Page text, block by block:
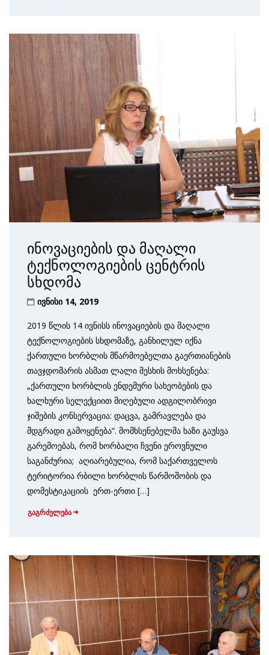
ინოვაციების და მაღალი
ტექნოლოგიების ცენტრის
სხდომა
ივნისი 14, 2019
2019 წლის 14 ივნისს ინოვაციების და მაღალი
ტექნოლოგიების სხდომაზე, განხილულ იქნა
ქართული ხორბლის მწარმოებელთა გაერთიანების
თავჯდომარის ასმათ ლალი მესხის მოხსენება:
„ქართული ხორბლის ენდემური სახეობების და
ხალხური სელექციით მიღებული ადგილობრივი
ჯიშების კონსერვაცია: დაცვა, გამრავლება და
მდგრადი გამოყენება“. მომხსენებელმა ხაზი გაუსვა
გარემოებას, რომ ხორბალი ჩვენი ეროვნული
საგანძურია; აღიარებულია, რომ საქართველოს
ტერიტორია რბილი ხორბლის წარმოშობის და
დომესტიკაციის ერთ-ერთი […]
გაგრძელება